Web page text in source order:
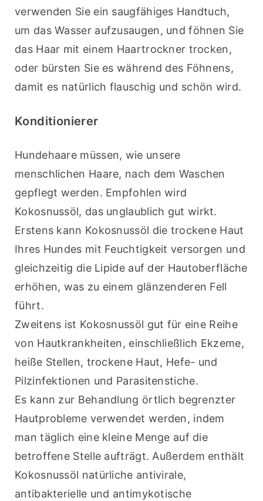
verwenden Sie ein saugfähiges Handtuch,
um das Wasser aufzusaugen, und föhnen Sie
das Haar mit einem Haartrockner trocken,
oder bürsten Sie es während des Föhnens,
damit es natürlich flauschig und schön wird.
Konditionierer
Hundehaare müssen, wie unsere
menschlichen Haare, nach dem Waschen
gepflegt werden. Empfohlen wird
Kokosnussöl, das unglaublich gut wirkt.
Erstens kann Kokosnussöl die trockene Haut
Ihres Hundes mit Feuchtigkeit versorgen und
gleichzeitig die Lipide auf der Hautoberfläche
erhöhen, was zu einem glänzenderen Fell
führt.
Zweitens ist Kokosnussöl gut für eine Reihe
von Hautkrankheiten, einschließlich Ekzeme,
heiße Stellen, trockene Haut, Hefe- und
Pilzinfektionen und Parasitenstiche.
Es kann zur Behandlung örtlich begrenzter
Hautprobleme verwendet werden, indem
man täglich eine kleine Menge auf die
betroffene Stelle aufträgt. Außerdem enthält
Kokosnussöl natürliche antivirale,
antibakterielle und antimykotische